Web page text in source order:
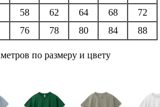
58 62 64 68
72
76 78 80 84 88
по размеру и цвету